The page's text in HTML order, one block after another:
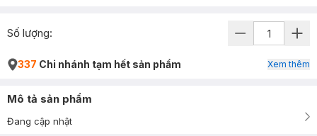
Số lượng:
337 Chi nhánh tạm hết sản phẩm Xem thêm
Mô tả sản phẩm
Đang cập nhật